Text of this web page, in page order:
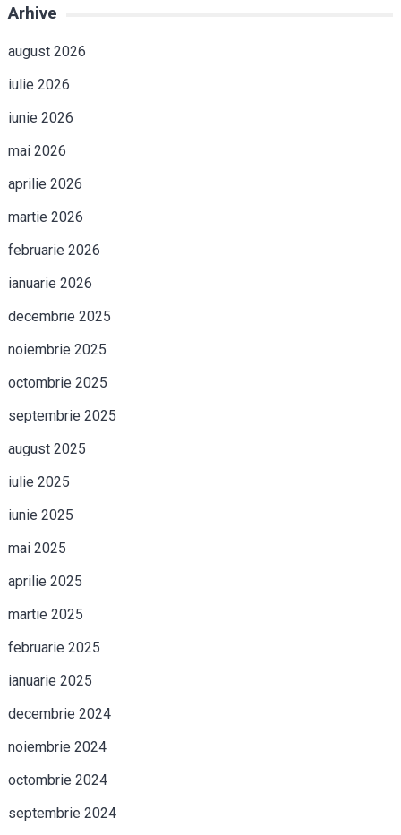
Arhive
august 2026
iulie 2026
iunie 2026
mai 2026
aprilie 2026
martie 2026
februarie 2026
ianuarie 2026
decembrie 2025
noiembrie 2025
octombrie 2025
septembrie 2025
august 2025
iulie 2025
iunie 2025
mai 2025
aprilie 2025
martie 2025
februarie 2025
ianuarie 2025
decembrie 2024
noiembrie 2024
octombrie 2024
septembrie 2024